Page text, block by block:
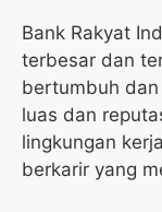
Bank Rakyat
terbesar dan
bertumbuh dan
luas dan
lingkungan
berkarir yang